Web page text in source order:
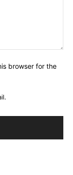
browser for the